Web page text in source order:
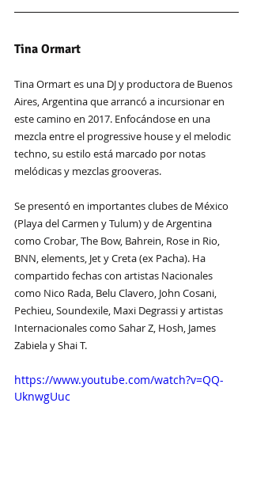
Tina Ormart
Tina Ormart es una DJ y productora de Buenos
Aires, Argentina que arrancó a incursionar en
este camino en 2017. Enfocándose en una
mezcla entre el progressive house y el melodic
techno, su estilo está marcado por notas
melódicas y mezclas grooveras.
Se presentó en importantes clubes de México
(Playa del Carmen y Tulum) y de Argentina
como Crobar, The Bow, Bahrein, Rose in Rio,
BNN, elements, Jet y Creta (ex Pacha). Ha
compartido fechas con artistas Nacionales
como Nico Rada, Belu Clavero, John Cosani,
Pechieu, Soundexile, Maxi Degrassi y artistas
Internacionales como Sahar Z, Hosh, James
Zabiela y Shai T.
https://www.youtube.com/watch?v=QQ-
UknwgUuc